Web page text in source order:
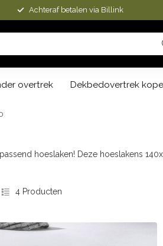
Achteraf betalen via Billink
overtrek Dekbedovertrek
hoeslaken! Deze hoeslakens
4 Producten